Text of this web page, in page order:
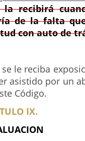
la recibirá
de la falta
con auto de
le reciba
asistido por un
Código.
IX.